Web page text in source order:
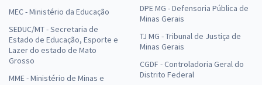
MEC - Ministério da Educação
SEDUC/MT - Secretaria de
Estado de Educação, Esporte e
Lazer do estado de Mato
Grosso
MME - Ministério de Minas e
DPE MG - Defensoria Pública de
Minas Gerais
TJ MG - Tribunal de Justiça de
Minas Gerais
CGDF - Controladoria Geral do
Distrito Federal